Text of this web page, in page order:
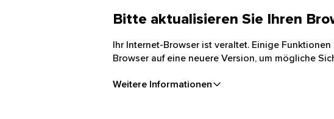
Bitte aktualisieren Sie Ihren
Ihr Internet-Browser ist veraltet. Einige
Browser auf eine neuere Version, um mögliche
Weitere Informationen